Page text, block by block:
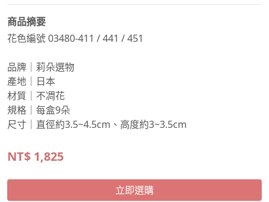
商品摘要
花色編號 03480-411 / 441 / 451
品牌｜莉朵選物
產地｜日本
材質｜不凋花
規格｜每盒9朵
尺寸｜直徑約3.5~4.5cm、高度約3~3.5cm
NT$ 1,825
立即選購